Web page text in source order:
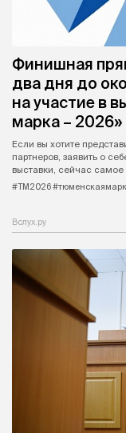
Финишная
два дня до
на участие в
марка – 2026»
Если вы хотите
партнеров, заявить о
выставки, сейчас самое
#ТМ2026
Вслух.ру